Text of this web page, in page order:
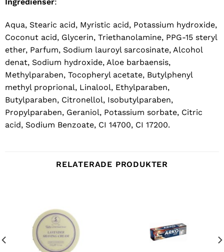
Ingredienser:
Aqua, Stearic acid, Myristic acid, Potassium hydroxide,
Coconut acid, Glycerin, Triethanolamine, PPG-15 steryl
ether, Parfum, Sodium lauroyl sarcosinate, Alcohol
denat, Sodium hydroxide, Aloe barbaensis,
Methylparaben, Tocopheryl acetate, Butylphenyl
methyl proprional, Linalool, Ethylparaben,
Butylparaben, Citronellol, Isobutylparaben,
Propylparaben, Geraniol, Potassium sorbate, Citric
acid, Sodium Benzoate, CI 14700, CI 17200.
RELATERADE PRODUKTER